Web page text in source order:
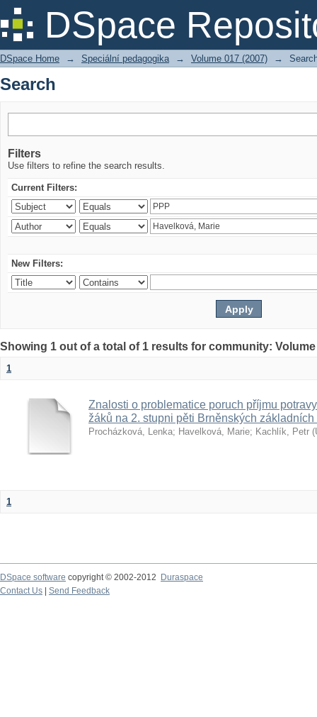
DSpace
Search
DSpace Home → Speciální pedagogika → Volume 017 (2007) →
Search
Filters
Use filters to refine the search results.
Current Filters:
New Filters:
Showing 1 out of a total of 1 results for community:
1
Znalosti o problematice poruch příjmu
žáků na 2. stupni pěti Brněnských základních
Procházková, Lenka; Havelková, Marie; Kachlík, Petr (
1
DSpace software copyright © 2002-2012
Duraspace
Contact Us
Send Feedback